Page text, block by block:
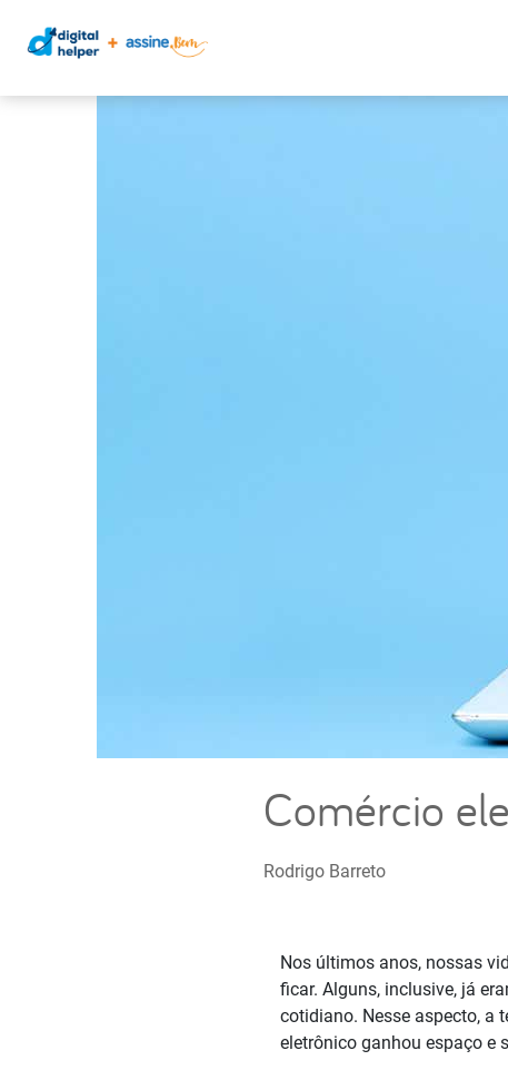
Comércio
Rodrigo Barreto
Nos últimos anos, nossas
ficar. Alguns, inclusive, já
cotidiano. Nesse aspecto, a
eletrônico ganhou espaço e